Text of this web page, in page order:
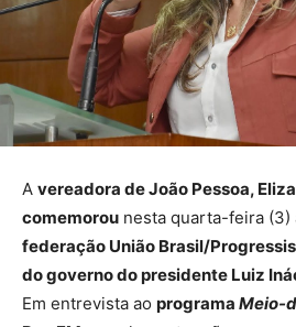
A vereadora de João Pessoa,
comemorou nesta quarta-feira (3)
federação União Brasil/
do governo do presidente Luiz
Em entrevista ao programa Meio-